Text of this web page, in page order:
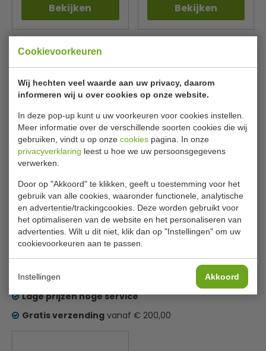
Cookievoorkeuren
Wij hechten veel waarde aan uw privacy, daarom
informeren wij u over cookies op onze website.
In deze pop-up kunt u uw voorkeuren voor cookies instellen.
Meer informatie over de verschillende soorten cookies die wij
gebruiken, vindt u op onze cookies pagina. In onze
privacyverklaring leest u hoe we uw persoonsgegevens
verwerken.
Door op "Akkoord" te klikken, geeft u toestemming voor het
gebruik van alle cookies, waaronder functionele, analytische
en advertentie/trackingcookies. Deze worden gebruikt voor
het optimaliseren van de website en het personaliseren van
advertenties. Wilt u dit niet, klik dan op "Instellingen" om uw
cookievoorkeuren aan te passen.
Instellingen Akkoord
Bekijken Bekijken
Barkoelkast | 2 klapdeur |
LED verlichting | B111 x D62 x
H84 cm
Serrco by Tefcold
69063
€ 2416,00
Bekijken
Barkoelkast | 2 klapdeuren
| LED kleurenlicht | B125 x
Serrco by Tefcold
68921
€ 3124,00
Bekijken
Geld terug
Lage prijzen hoge service
Gratis verzending vanaf € 200,00